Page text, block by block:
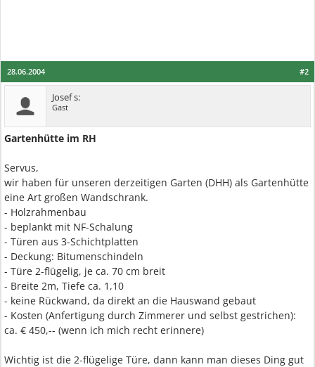
#2
28.06.2004
Josef s:
Gast
Gartenhütte im RH
Servus,
wir haben für unseren derzeitigen Garten (DHH) als Gartenhütte
eine Art großen Wandschrank.
- Holzrahmenbau
- beplankt mit NF-Schalung
- Türen aus 3-Schichtplatten
- Deckung: Bitumenschindeln
- Türe 2-flügelig, je ca. 70 cm breit
- Breite 2m, Tiefe ca. 1,10
- keine Rückwand, da direkt an die Hauswand gebaut
- Kosten (Anfertigung durch Zimmerer und selbst gestrichen):
ca. € 450,-- (wenn ich mich recht erinnere)
Wichtig ist die 2-flügelige Türe, dann kann man dieses Ding gut